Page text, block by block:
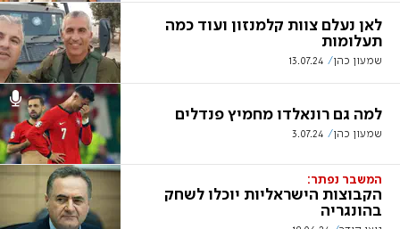
לאן נעלם צוות קלמנזון ועוד כמה
תעלומות
שמעון כהן 13.07.24
למה גם רונאלדו מחמיץ פנדלים
שמעון כהן 3.07.24
המשבר נפתר:
הקבוצות הישראליות יוכלו לשחק
בהונגריה